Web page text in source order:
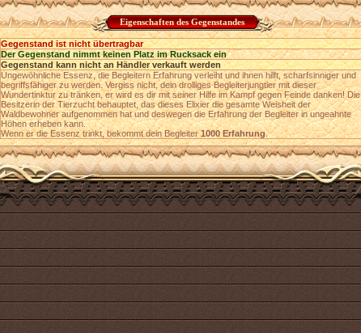
Eigenschaften des Gegenstandes
Gegenstand ist nicht übertragbar
Der Gegenstand nimmt keinen Platz im Rucksack ein
Gegenstand kann nicht an Händler verkauft werden
Ungewöhnliche Essenz, die Begleitern Erfahrung verleiht und ihnen hilft, scharfsinniger und
begriffsfähiger zu werden. Vergiss nicht, dein drolliges Begleiterjungtier mit dieser
Wundertinktur zu tränken, er wird es dir mit seiner Hilfe im Kampf gegen Feinde danken! Die
Besitzerin der Tierzucht behauptet, das dieses Elixier die gesamte Weisheit der
Waldbewohner aufgenommen hat und deswegen die Erfahrung der Begleiter in ungeahnte
Höhen erheben kann.
Wenn er die Essenz trinkt, bekommt dein Begleiter1000 Erfahrung.